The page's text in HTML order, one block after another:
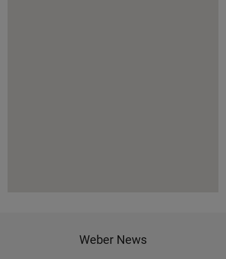
Weber News